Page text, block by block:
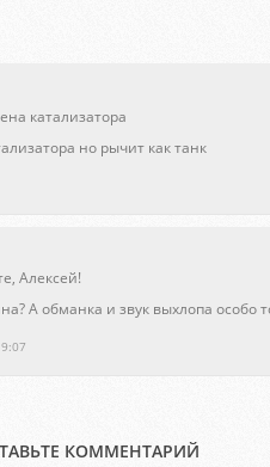
катализатора
но рычит как танк
Алексей!
А обманка и звук выхлопа особо
КОММЕНТАРИЙ